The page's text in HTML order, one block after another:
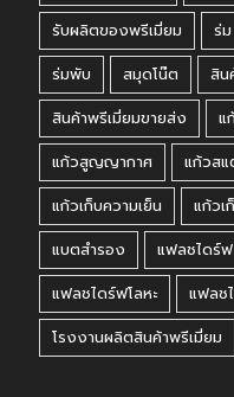
รับผลิตของพรีเมี่ยม
ร่ม
ร่มพับ
สมุดโน๊ต สิน
สินค้าพรีเมี่ยมขายส่ง
แ
แก้วสูญญากาศ
แก้วสแ
แก้วเก็บความเย็น
แก้ว
แบตสำรอง
แฟลชไดร์ฟ
แฟลชไดร์ฟโลหะ
แฟลช
โรงงานผลิตสินค้าพรีเมี่ยม